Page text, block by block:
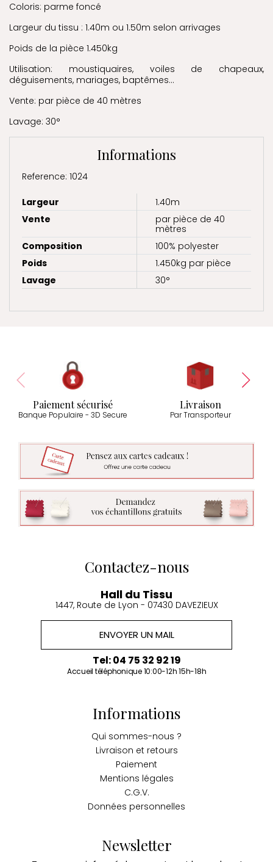
Coloris: parme foncé
Largeur du tissu : 1.40m ou 1.50m selon arrivages
Poids de la pièce 1.450kg
Utilisation: moustiquaires, voiles de chapeaux,
déguisements, mariages, baptêmes...
Vente: par pièce de 40 mètres
Lavage: 30°
Informations
Reference: 1024
Largeur
1.40m
Vente
par pièce de 40
mètres
Composition
100% polyester
Poids
1.450kg par pièce
Lavage
30°
Paiement sécurisé
Banque Populaire - 3D Secure
Livraison
Par Transporteur
Contactez-nous
Hall du Tissu
1447, Route de Lyon - 07430 DAVEZIEUX
ENVOYER UN MAIL
Tel: 04 75 32 92 19
Accueil téléphonique 10:00-12h 15h-18h
Informations
Qui sommes-nous ?
Livraison et retours
Paiement
Mentions légales
C.G.V.
Données personnelles
Newsletter